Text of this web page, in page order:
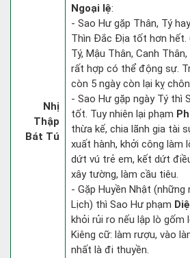
Nhị
Thập
Bát Tú
Ngoại lệ:
- Sao Hư gặp Thân, Tý
Thìn Đắc Địa tốt hơn hết.
Tý, Mậu Thân, Canh
rất hợp có thể động sự.
còn 5 ngày còn lại kỵ
- Sao Hư gặp ngày Tý thì
tốt. Tuy nhiên lại phạm
thừa kế, chia lãnh gia tài
xuất hành, khởi công làm
dứt vú trẻ em, kết dứt
xây tường, làm cầu tiêu.
- Gặp Huyền Nhật (những
Lịch) thì Sao Hư phạm
khỏi rủi ro nếu lập lò gốm
Kiêng cữ: làm rượu, vào
nhất là đi thuyền.